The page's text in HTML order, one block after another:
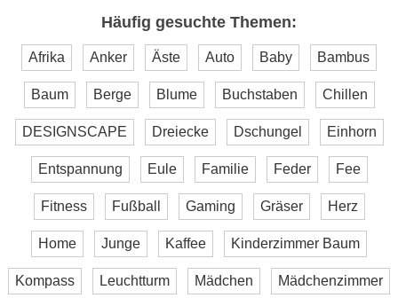
Häufig gesuchte Themen:
Afrika Anker Äste Auto Baby Bambus
Baum Berge Blume Buchstaben Chillen
DESIGNSCAPE Dreiecke Dschungel Einhorn
Entspannung Eule Familie Feder Fee
Fitness Fußball Gaming Gräser Herz
Home Junge Kaffee Kinderzimmer Baum
Kompass Leuchtturm Mädchen Mädchenzimmer